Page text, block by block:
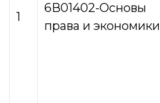
1
6В01402-Основы
права и экономики